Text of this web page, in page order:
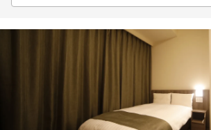
【清掃不要のお客様限定】★WECO連
現地決済可 事前決済可
IN 15:00 -
事前決済可
IN 15:00 -
1